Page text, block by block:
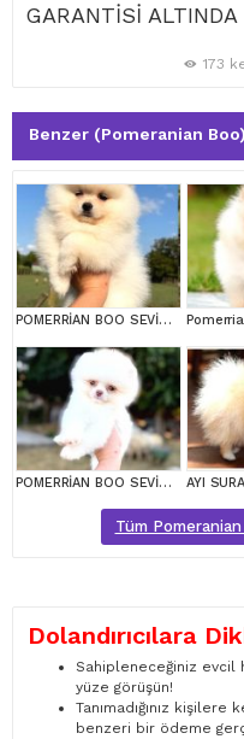
GARANTİSİ ALTINDA
173
Benzer (Pomeranian
POMERRİAN BOO SEVİMLİ YAVRULAR
POMERRİAN BOO SEVİMLİ YAVRULAR
Tüm Pomeranian
Dolandırıcılara
Sahipleneceğiniz evcil
yüze görüşün!
Tanımadığınız
benzeri bir ödeme